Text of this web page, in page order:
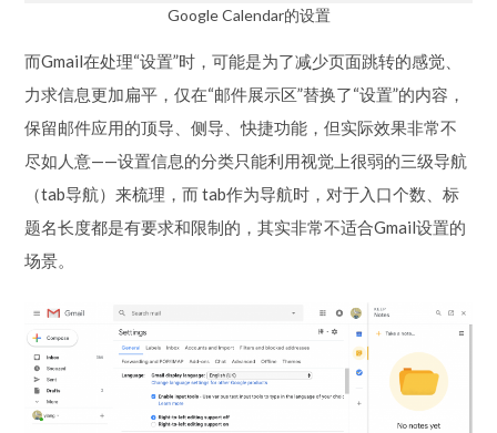
Google Calendar的设置
而Gmail在处理“设置”时，可能是为了减少页面跳转的感觉、
力求信息更加扁平，仅在“邮件展示区”替换了“设置”的内容，
保留邮件应用的顶导、侧导、快捷功能，但实际效果非常不
尽如人意——设置信息的分类只能利用视觉上很弱的三级导航
（tab导航）来梳理，而 tab作为导航时，对于入口个数、标
题名长度都是有要求和限制的，其实非常不适合Gmail设置的
场景。